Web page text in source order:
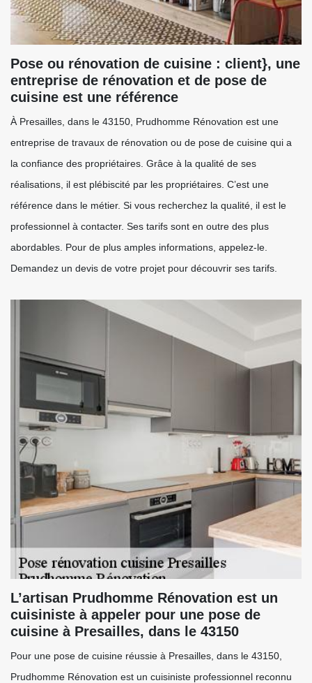
Pose ou rénovation de cuisine : client}, une
entreprise de rénovation et de pose de
cuisine est une référence
À Presailles, dans le 43150, Prudhomme Rénovation est une
entreprise de travaux de rénovation ou de pose de cuisine qui a
la confiance des propriétaires. Grâce à la qualité de ses
réalisations, il est plébiscité par les propriétaires. C’est une
référence dans le métier. Si vous recherchez la qualité, il est le
professionnel à contacter. Ses tarifs sont en outre des plus
abordables. Pour de plus amples informations, appelez-le.
Demandez un devis de votre projet pour découvrir ses tarifs.
L’artisan Prudhomme Rénovation est un
cuisiniste à appeler pour une pose de
cuisine à Presailles, dans le 43150
Pour une pose de cuisine réussie à Presailles, dans le 43150,
Prudhomme Rénovation est un cuisiniste professionnel reconnu